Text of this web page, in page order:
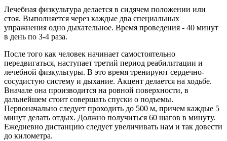
Лечебная физкультура делается в сидячем положении или
стоя. Выполняется через каждые два специальных
упражнения одно дыхательное. Время проведения - 40 минут
в день по 3-4 раза.
После того как человек начинает самостоятельно
передвигаться, наступает третий период реабилитации и
лечебной физкультуры. В это время тренируют сердечно-
сосудистую систему и дыхание. Акцент делается на ходьбе.
Вначале она производится на ровной поверхности, в
дальнейшем стоит совершать спуски о подъемы.
Первоначально следует проходить до 500 м, причем каждые 5
минут делать отдых. Должно получиться 60 шагов в минуту.
Ежедневно дистанцию следует увеличивать нам и так довести
до километра.